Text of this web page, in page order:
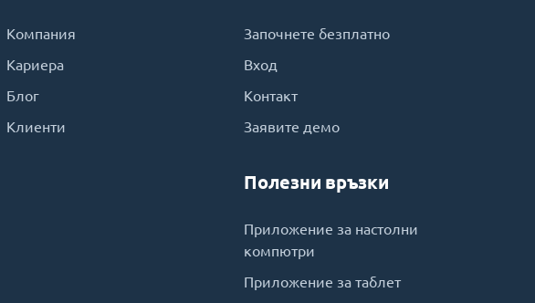
Компания
Кариера
Блог
Клиенти
Започнете безплатно
Вход
Контакт
Заявите демо
Полезни връзки
Приложение за настолни
компютри
Приложение за таблет